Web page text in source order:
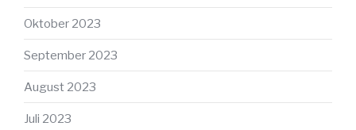
Oktober 2023
September 2023
August 2023
Juli 2023